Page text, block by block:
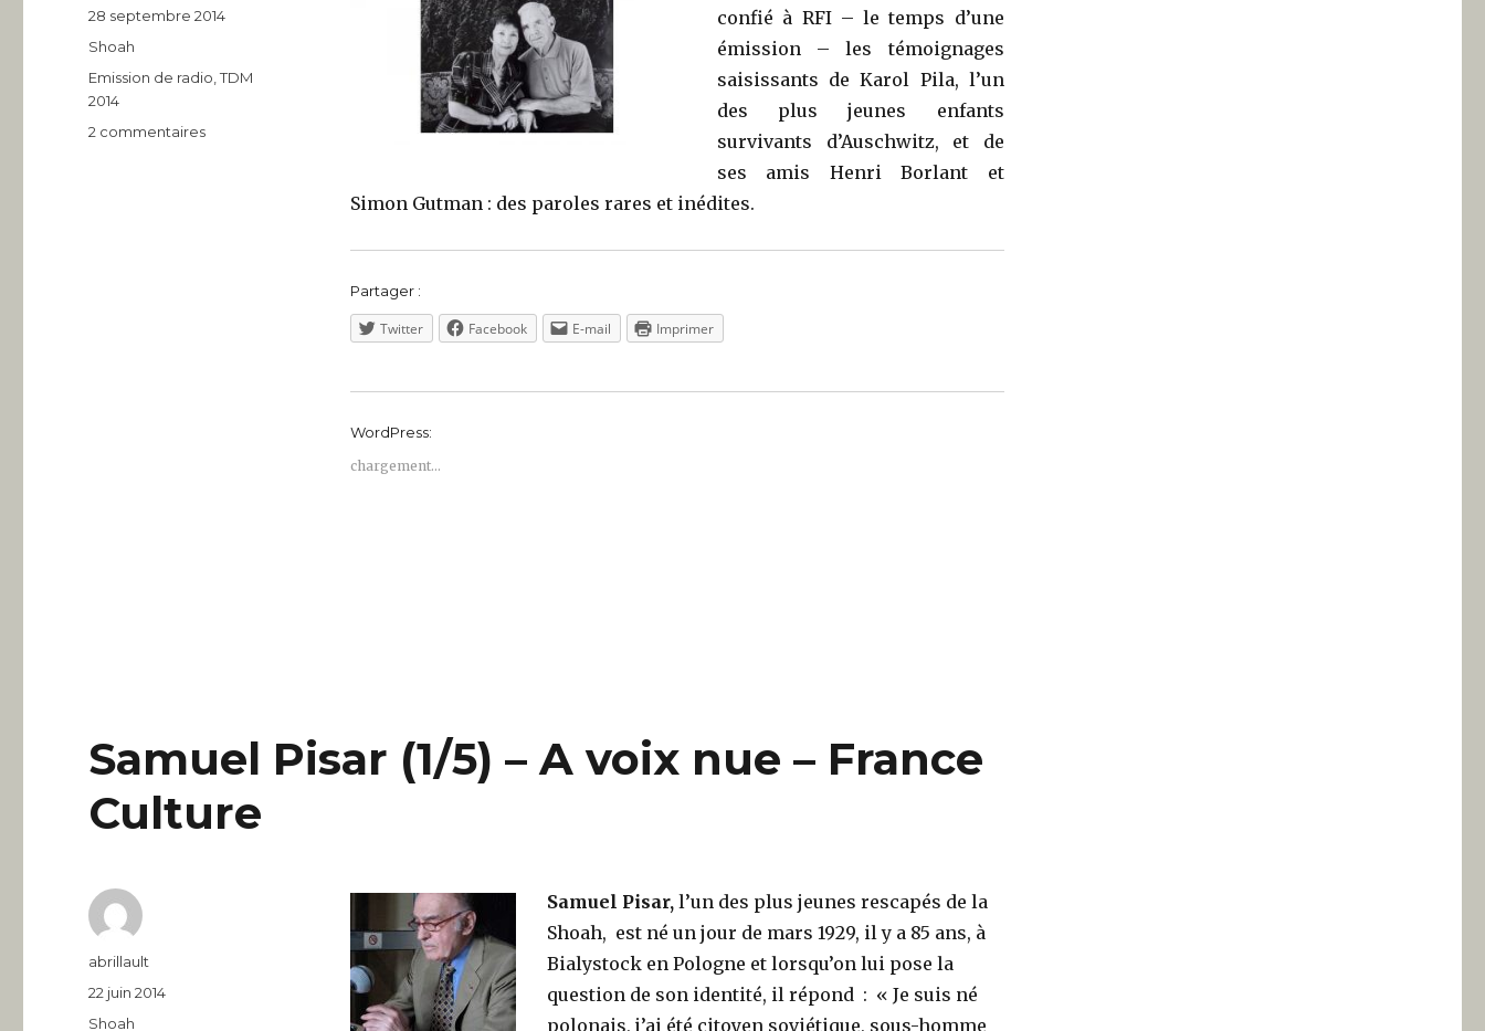
confié à RFI – le temps d’une
émission – les témoignages
saisissants de Karol Pila, l’un
des plus jeunes enfants
survivants d’Auschwitz, et de
ses amis Henri Borlant et
Simon Gutman : des paroles rares et inédites.
Partager :
Twitter Facebook E-mail Imprimer
WordPress:
chargement…
Publié
le
28 septembre 2014
Catégories
Shoah
Étiquettes
Emission de radio ,TDM
2014
2 commentairessur
Samuel Pisar (1/5) – A voix nue – France
Culture
Samuel Pisar, l’un des plus jeunes rescapés de la
Shoah, est né un jour de mars 1929, il y a 85 ans, à
Bialystock en Pologne et lorsqu’on lui pose la
question de son identité, il répond : « Je suis né
polonais, j’ai été citoyen soviétique, sous-homme
Auteur
abrillault
Publié
le
22 juin 2014
Catégories
Shoah